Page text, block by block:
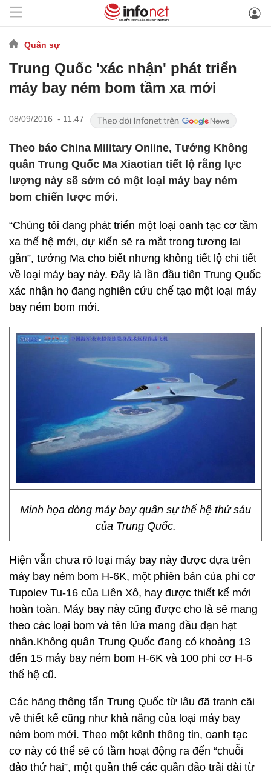
Quân sự
Trung Quốc 'xác nhận' phát triển
máy bay ném bom tầm xa mới
08/09/2016 - 11:47
Theo báo China Military Online, Tướng Không
quân Trung Quốc Ma Xiaotian tiết lộ rằng lực
lượng này sẽ sớm có một loại máy bay ném
bom chiến lược mới.
“Chúng tôi đang phát triển một loại oanh tạc cơ tầm
xa thế hệ mới, dự kiến sẽ ra mắt trong tương lai
gần”, tướng Ma cho biết nhưng không tiết lộ chi tiết
về loại máy bay này. Đây là lần đầu tiên Trung Quốc
xác nhận họ đang nghiên cứu chế tạo một loại máy
bay ném bom mới.
Minh họa dòng máy bay quân sự thế hệ thứ sáu
của Trung Quốc.
Hiện vẫn chưa rõ loại máy bay này được dựa trên
máy bay ném bom H-6K, một phiên bản của phi cơ
Tupolev Tu-16 của Liên Xô, hay được thiết kế mới
hoàn toàn. Máy bay này cũng được cho là sẽ mang
theo các loại bom và tên lửa mang đầu đạn hạt
nhân.Không quân Trung Quốc đang có khoảng 13
đến 15 máy bay ném bom H-6K và 100 phi cơ H-6
thế hệ cũ.
Các hãng thông tấn Trung Quốc từ lâu đã tranh cãi
về thiết kế cũng như khả năng của loại máy bay
ném bom mới. Theo một kênh thông tin, oanh tạc
cơ này có thể sẽ có tầm hoạt động ra đến “chuỗi
đảo thứ hai”, một quần thể các quần đảo trải dài từ